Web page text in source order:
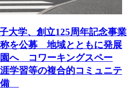
大学、創立125周年記念事業
称を公募 地域とともに発展
へ コワーキングスペー
学習等の複合的コミュニテ
備